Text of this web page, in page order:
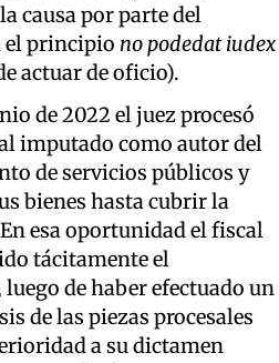
causa por parte del
el principio no podedat iudex
actuar de oficio).
de 2022 el juez procesó
imputado como autor del
de servicios públicos y
bienes hasta cubrir la
esa oportunidad el fiscal
tácitamente el
de haber efectuado un
de las piezas procesales
a su dictamen